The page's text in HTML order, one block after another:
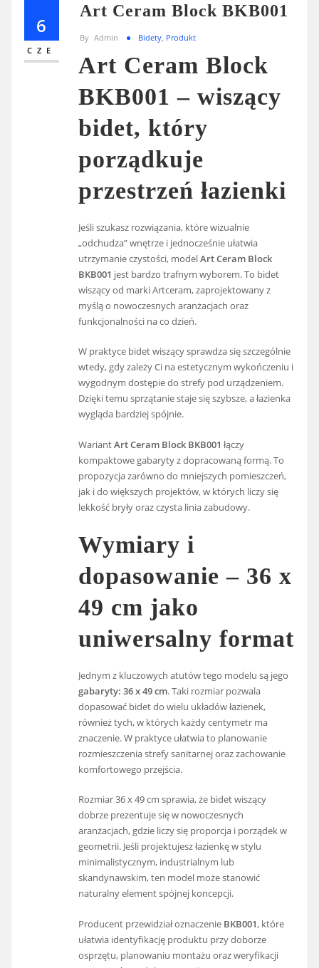
6
CZE
Art Ceram Block BKB001
By Admin Bidety Produkt
Art Ceram Block
BKB001 – wiszący
bidet, który
porządkuje
przestrzeń łazienki
Jeśli szukasz rozwiązania, które wizualnie
„odchudza” wnętrze i jednocześnie ułatwia
utrzymanie czystości, modelArt Ceram Block
BKB001 jest bardzo trafnym wyborem. To bidet
wiszący od marki Artceram, zaprojektowany z
myślą o nowoczesnych aranżacjach oraz
funkcjonalności na co dzień.
W praktyce bidet wiszący sprawdza się szczególnie
wtedy, gdy zależy Ci na estetycznym wykończeniu i
wygodnym dostępie do strefy pod urządzeniem.
Dzięki temu sprzątanie staje się szybsze, a łazienka
wygląda bardziej spójnie.
WariantArt Ceram Block BKB001 łączy
kompaktowe gabaryty z dopracowaną formą. To
propozycja zarówno do mniejszych pomieszczeń,
jak i do większych projektów, w których liczy się
lekkość bryły oraz czysta linia zabudowy.
Wymiary i
dopasowanie – 36 x
49 cm jako
uniwersalny format
Jednym z kluczowych atutów tego modelu są jego
gabaryty: 36 x 49 cm. Taki rozmiar pozwala
dopasować bidet do wielu układów łazienek,
również tych, w których każdy centymetr ma
znaczenie. W praktyce ułatwia to planowanie
rozmieszczenia strefy sanitarnej oraz zachowanie
komfortowego przejścia.
Rozmiar 36 x 49 cm sprawia, że bidet wiszący
dobrze prezentuje się w nowoczesnych
aranżacjach, gdzie liczy się proporcja i porządek w
geometrii. Jeśli projektujesz łazienkę w stylu
minimalistycznym, industrialnym lub
skandynawskim, ten model może stanowić
naturalny element spójnej koncepcji.
Producent przewidział oznaczenie BKB001, które
ułatwia identyfikację produktu przy doborze
osprzętu, planowaniu montażu oraz weryfikacji